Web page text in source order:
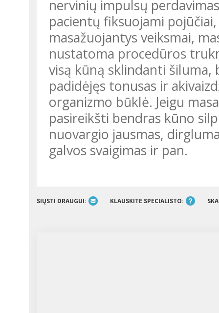
nervinių impulsų
pacientų fiksuojami
masažuojantys veiksmai,
nustatoma procedūros
visą kūną sklindanti šiluma,
padidėjęs tonusas ir
organizmo būklė. Jeigu
pasireikšti bendras kūno
nuovargio jausmas,
galvos svaigimas ir pan.
SIŲSTI DRAUGUI: KLAUSKITE SPECIALISTO: